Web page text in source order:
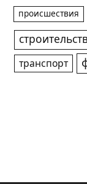
происшествия
транспорт